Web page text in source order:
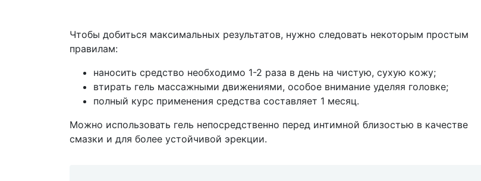
Чтобы добиться максимальных результатов, нужно следовать некоторым простым
правилам:
наносить средство необходимо 1-2 раза в день на чистую, сухую кожу;
втирать гель массажными движениями, особое внимание уделяя головке;
полный курс применения средства составляет 1 месяц.
Можно использовать гель непосредственно перед интимной близостью в качестве
смазки и для более устойчивой эрекции.